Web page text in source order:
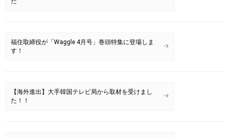
福住取締役が「Waggle 4月号」巻頭特集に登場しま
す！
【海外進出】大手韓国テレビ局から取材を受けまし
た！！